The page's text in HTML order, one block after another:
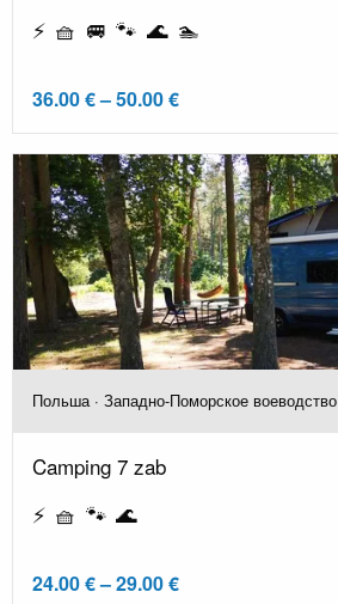
⚡ 🧺 🚐 🐾 🌊 🏊
36.00 € – 50.00 €
Польша · Западно-Поморское воеводство
Camping 7 zab
⚡ 🧺 🐾 🌊
24.00 € – 29.00 €